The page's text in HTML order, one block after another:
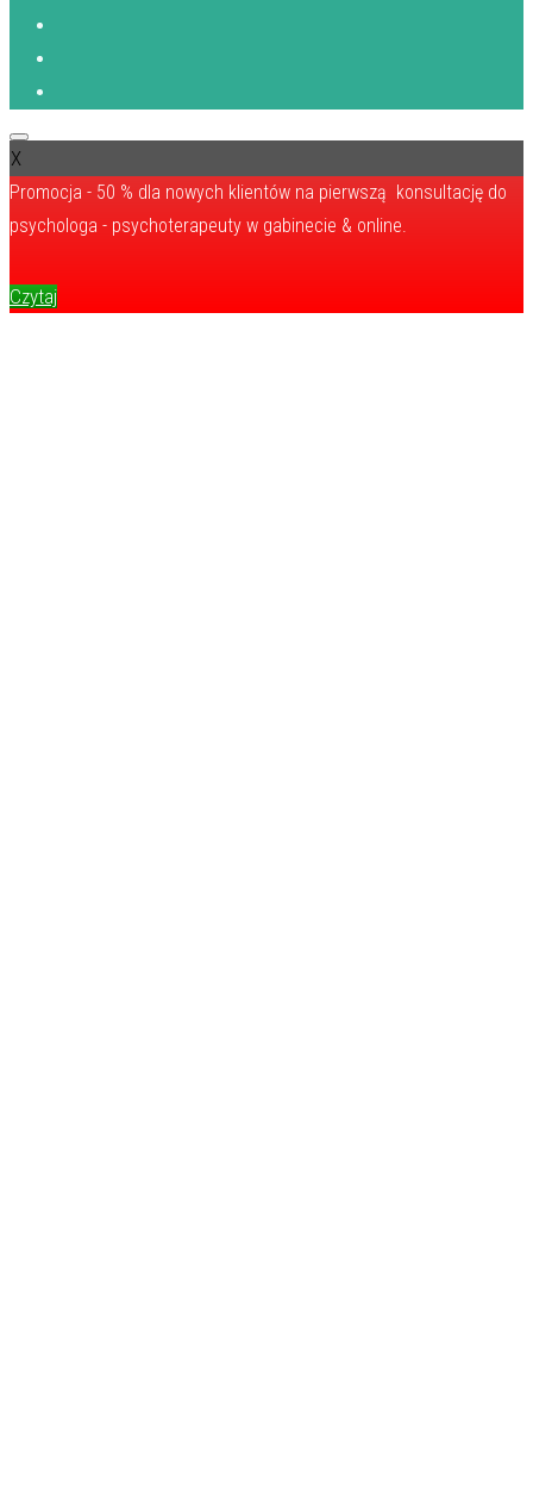
X
Promocja - 50 % dla nowych klientów na pierwszą konsultację do
psychologa - psychoterapeuty w gabinecie & online.
Czytaj